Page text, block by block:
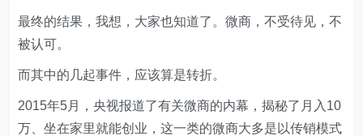
最终的结果，我想，大家也知道了。微商，不受待见，不
被认可。
而其中的几起事件，应该算是转折。
2015年5月，央视报道了有关微商的内幕，揭秘了月入10
万、坐在家里就能创业，这一类的微商大多是以传销模式